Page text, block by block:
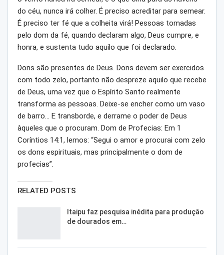
do céu, nunca irá colher. É preciso acreditar para semear.
É preciso ter fé que a colheita virá! Pessoas tomadas
pelo dom da fé, quando declaram algo, Deus cumpre, e
honra, e sustenta tudo aquilo que foi declarado.
Dons são presentes de Deus. Dons devem ser exercidos
com todo zelo, portanto não despreze aquilo que recebe
de Deus, uma vez que o Espírito Santo realmente
transforma as pessoas. Deixe-se encher como um vaso
de barro… E transborde, e derrame o poder de Deus
àqueles que o procuram. Dom de Profecias: Em 1
Coríntios 14:1, lemos: “Segui o amor e procurai com zelo
os dons espirituais, mas principalmente o dom de
profecias”.
RELATED POSTS
Itaipu faz pesquisa inédita para produção
de dourados em…